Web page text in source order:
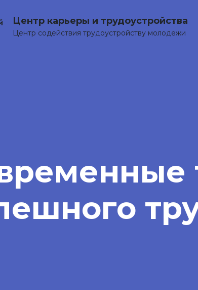
Центр карьеры и трудоустройства
Центр содействия трудоустройству молодежи